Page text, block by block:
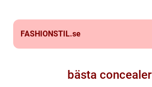
FASHIONSTIL.se
bästa concealer